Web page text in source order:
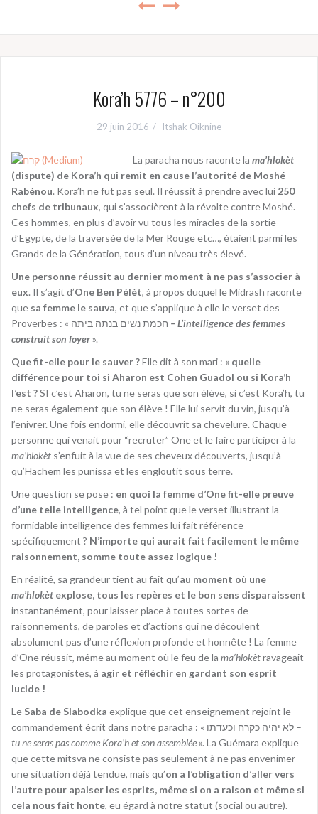
Kora’h 5776 – n°200
29 juin 2016 Itshak Oiknine
La paracha nous raconte la ma’hlokèt
(dispute) de Kora’h qui remit en cause l’autorité de Moshé
Rabénou. Kora’h ne fut pas seul. Il réussit à prendre avec lui 250
chefs de tribunaux, qui s’associèrent à la révolte contre Moshé.
Ces hommes, en plus d’avoir vu tous les miracles de la sortie
d’Egypte, de la traversée de la Mer Rouge etc…, étaient parmi les
Grands de la Génération, tous d’un niveau très élevé.
Une personne réussit au dernier moment à ne pas s’associer à
eux. Il s’agit d’One Ben Pélèt, à propos duquel le Midrash raconte
que sa femme le sauva, et que s’applique à elle le verset des
– L’intelligence des femmes
construit son foyer».
Que fit-elle pour le sauver ?Elle dit à son mari : « quelle
différence pour toi si Aharon est Cohen Guadol ou si Kora’h
l’est ?SI c’est Aharon, tu ne seras que son élève, si c’est Kora’h, tu
ne seras également que son élève ! Elle lui servit du vin, jusqu’à
l’enivrer. Une fois endormi, elle découvrit sa chevelure. Chaque
personne qui venait pour “recruter” One et le faire participer à la
ma’hlokèt s’enfuit à la vue de ses cheveux découverts, jusqu’à
qu’Hachem les punissa et les engloutit sous terre.
Une question se pose : en quoi la femme d’One fit-elle preuve
d’une telle intelligence, à tel point que le verset illustrant la
formidable intelligence des femmes lui fait référence
spécifiquement ? N’importe qui aurait fait facilement le même
raisonnement, somme toute assez logique !
En réalité, sa grandeur tient au fait qu’au moment où une
ma’hlokèt explose, tous les repères et le bon sens disparaissent
instantanément, pour laisser place à toutes sortes de
raisonnements, de paroles et d’actions qui ne découlent
absolument pas d’une réflexion profonde et honnête ! La femme
d’One réussit, même au moment où le feu de la ma’hlokètravageait
les protagonistes, à agir et réfléchir en gardant son esprit
lucide !
Le Saba de Slabodka explique que cet enseignement rejoint le
commandement écrit dans notre paracha : « לא יהיה כקרח וכעדתו –
tu ne seras pas comme Kora’h et son assemblée». La Guémara explique
que cette mitsva ne consiste pas seulement à ne pas envenimer
une situation déjà tendue, mais qu’on a l’obligation d’aller vers
l’autre pour apaiser les esprits, même si on a raison et même si
cela nous fait honte, eu égard à notre statut (social ou autre).